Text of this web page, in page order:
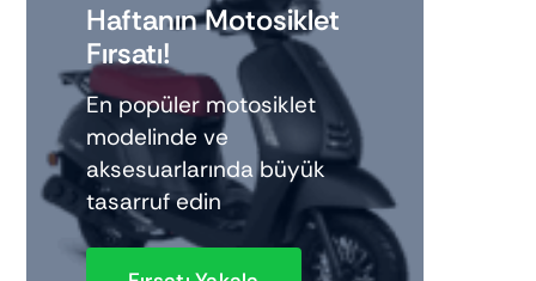
Dağ bisikleti
Aksesuar
Ssv
Elektrikli Bisiklet
Haftanın Motosiklet
Fırsatı!
En popüler motosiklet
modelinde ve
aksesuarlarında büyük
tasarruf edin